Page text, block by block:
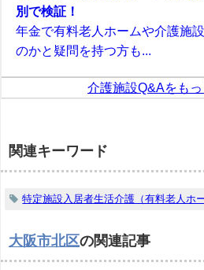
別で検証！
年金で有料老人ホームや介護施
のかと疑問を持つ方も...
介護施設Q&Aをもっ
関連キーワード
特定施設入居者生活介護（有料老人ホー
大阪市北区の関連記事